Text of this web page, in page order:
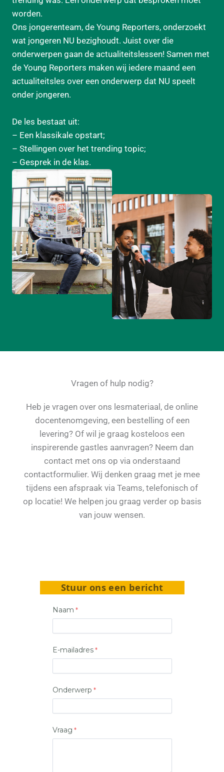
worden.
Ons jongerenteam, de Young Reporters, onderzoekt
wat jongeren NU bezighoudt. Juist over die
onderwerpen gaan de actualiteitslessen! Samen met
de Young Reporters maken wij iedere maand een
actualiteitsles over een onderwerp dat NU speelt
onder jongeren.
De les bestaat uit:
– Een klassikale opstart;
– Stellingen over het trending topic;
– Gesprek in de klas.
Vragen of hulp nodig?
Heb je vragen over ons lesmateriaal, de online
docentenomgeving, een bestelling of een
levering? Of wil je graag kosteloos een
inspirerende gastles aanvragen? Neem dan
contact met ons op via onderstaand
contactformulier. Wij denken graag met je mee
tijdens een afspraak via Teams, telefonisch of
op locatie! We helpen jou graag verder op basis
van jouw wensen.
Stuur ons een bericht
Naam
E-mailadres
Onderwerp
Vraag